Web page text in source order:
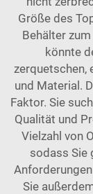
Größe des
Behälter
könnte
zerquetschen,
und Material.
Faktor. Sie
Qualität und
Vielzahl von
sodass Sie
Sie